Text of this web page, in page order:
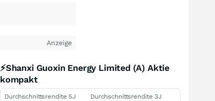
Anzeige
⚡Shanxi Guoxin Energy Limited (A) Aktie
kompakt
Durchschnittsrendite 5J Durchschnittsrendite 3J